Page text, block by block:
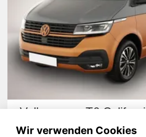
Volkswagen T6 California
Wir verwenden Cookies